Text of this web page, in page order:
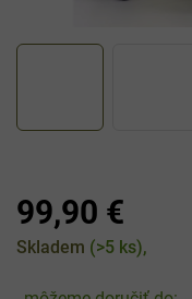
99,90 €
Jednotková
Skladem (>5 ks)